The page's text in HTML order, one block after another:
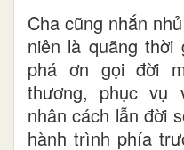
Cha cũng nhắn
niên là quãng thời
phá ơn gọi đời
thương, phục vụ
nhân cách lẫn đời
hành trình phía